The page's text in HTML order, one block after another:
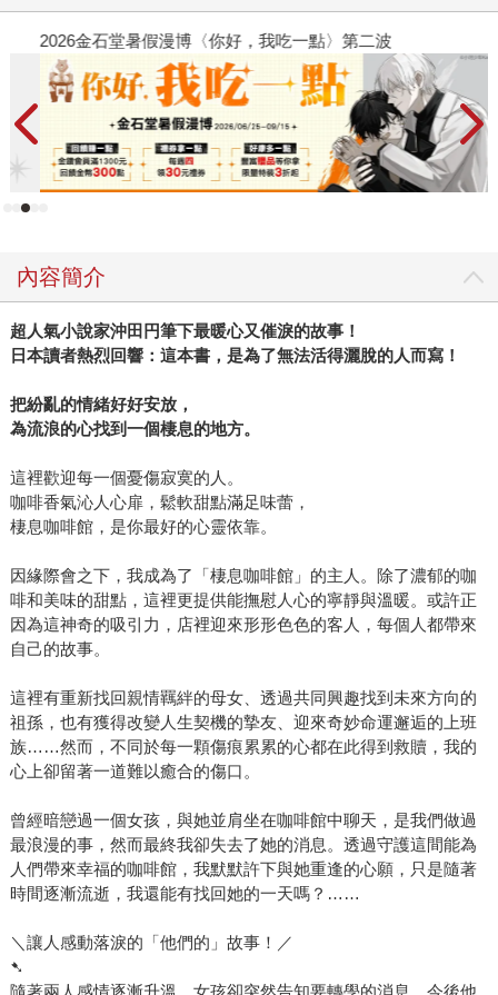
2026金石堂暑假漫博〈你好，我吃一點〉第二波
銀
內容簡介
超人氣小說家沖田円筆下最暖心又催淚的故事！
日本讀者熱烈回響：這本書，是為了無法活得灑脫的人而寫！
把紛亂的情緒好好安放，
為流浪的心找到一個棲息的地方。
這裡歡迎每一個憂傷寂寞的人。
咖啡香氣沁人心扉，鬆軟甜點滿足味蕾，
棲息咖啡館，是你最好的心靈依靠。
因緣際會之下，我成為了「棲息咖啡館」的主人。除了濃郁的咖
啡和美味的甜點，這裡更提供能撫慰人心的寧靜與溫暖。或許正
因為這神奇的吸引力，店裡迎來形形色色的客人，每個人都帶來
自己的故事。
這裡有重新找回親情羈絆的母女、透過共同興趣找到未來方向的
祖孫，也有獲得改變人生契機的摯友、迎來奇妙命運邂逅的上班
族……然而，不同於每一顆傷痕累累的心都在此得到救贖，我的
心上卻留著一道難以癒合的傷口。
曾經暗戀過一個女孩，與她並肩坐在咖啡館中聊天，是我們做過
最浪漫的事，然而最終我卻失去了她的消息。透過守護這間能為
人們帶來幸福的咖啡館，我默默許下與她重逢的心願，只是隨著
時間逐漸流逝，我還能有找回她的一天嗎？……
＼讓人感動落淚的「他們的」故事！／
➷
隨著兩人感情逐漸升溫，女孩卻突然告知要轉學的消息。今後他